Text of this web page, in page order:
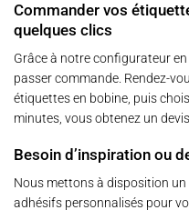
Commander vos
quelques clics
Grâce à notre configurateur
passer commande. Rendez-
étiquettes en bobine , puis
minutes, vous obtenez un
Besoin d’inspiration ou
Nous mettons à disposition
adhésifs personnalisés pour